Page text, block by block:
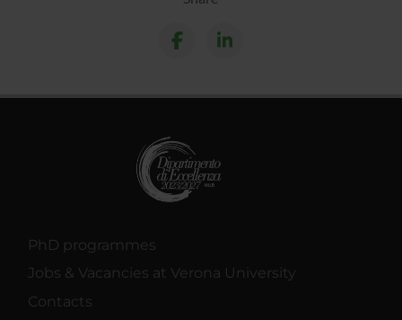
PhD programmes
Jobs & Vacancies at Verona University
Contacts